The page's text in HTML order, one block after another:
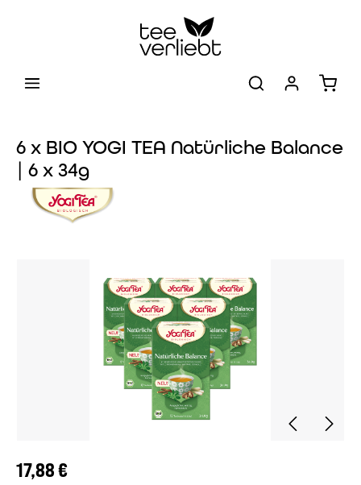
6 x BIO YOGI TEA Natürliche Balance
| 6 x 34g
Regulärer Preis:
17,88 €